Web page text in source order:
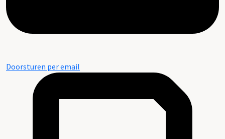
Doorsturen per email